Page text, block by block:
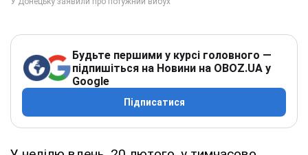
Будьте першими у курсі головного —
підпишіться на Новини на OBOZ.UA у
Google
Підписатися